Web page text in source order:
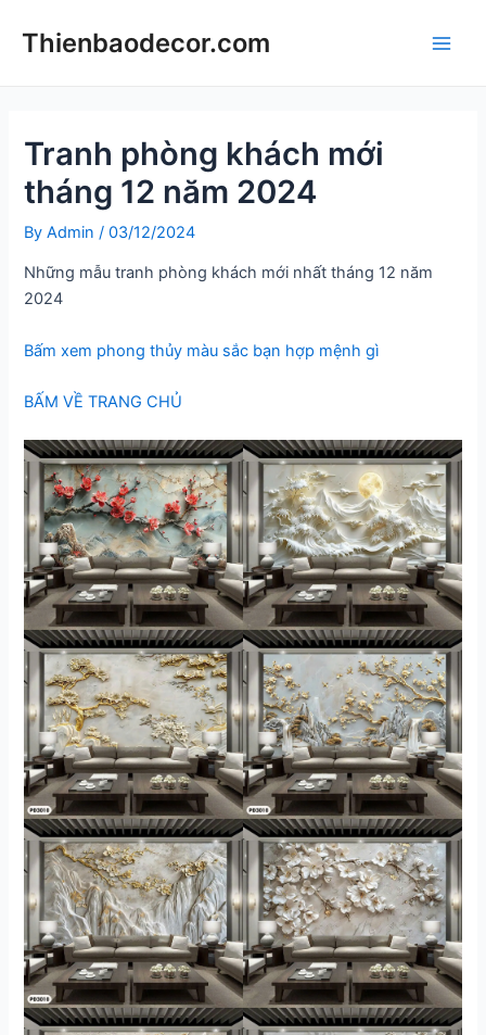
Thienbaodecor.com
Tranh phòng khách mới
tháng 12 năm 2024
ByAdmin/03/12/2024
Những mẫu tranh phòng khách mới nhất tháng 12 năm
2024
Bấm xem phong thủy màu sắc bạn hợp mệnh gì
BẤM VỀ TRANG CHỦ